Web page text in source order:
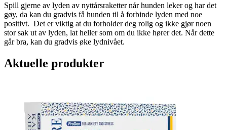
Spill gjerne av lyden av nyttårsraketter når hunden leker og har det
gøy, da kan du gradvis få hunden til å forbinde lyden med noe
positivt. Det er viktig at du forholder deg rolig og ikke gjør noen
stor sak ut av lyden, lat heller som om du ikke hører det. Når dette
går bra, kan du gradvis øke lydnivået.
Aktuelle produkter